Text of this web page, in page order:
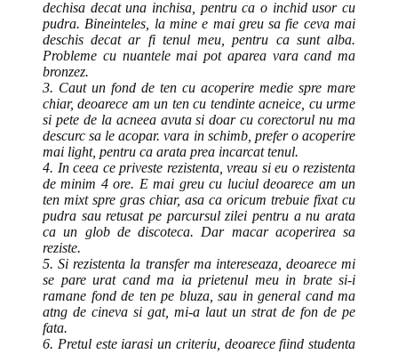
dechisa decat una inchisa, pentru ca o inchid usor cu
pudra. Bineinteles, la mine e mai greu sa fie ceva mai
deschis decat ar fi tenul meu, pentru ca sunt alba.
Probleme cu nuantele mai pot aparea vara cand ma
bronzez.
3. Caut un fond de ten cu acoperire medie spre mare
chiar, deoarece am un ten cu tendinte acneice, cu urme
si pete de la acneea avuta si doar cu corectorul nu ma
descurc sa le acopar. vara in schimb, prefer o acoperire
mai light, pentru ca arata prea incarcat tenul.
4. In ceea ce priveste rezistenta, vreau si eu o rezistenta
de minim 4 ore. E mai greu cu luciul deoarece am un
ten mixt spre gras chiar, asa ca oricum trebuie fixat cu
pudra sau retusat pe parcursul zilei pentru a nu arata
ca un glob de discoteca. Dar macar acoperirea sa
reziste.
5. Si rezistenta la transfer ma intereseaza, deoarece mi
se pare urat cand ma ia prietenul meu in brate si-i
ramane fond de ten pe bluza, sau in general cand ma
atng de cineva si gat, mi-a laut un strat de fon de pe
fata.
6. Pretul este iarasi un criteriu, deoarece fiind studenta